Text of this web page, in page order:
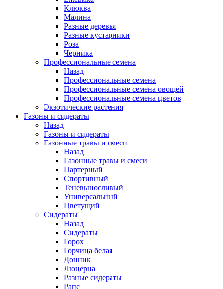
Клюква
Малина
Разные деревья
Разные кустарники
Роза
Черника
Профессиональные семена
Назад
Профессиональные семена
Профессиональные семена овощей
Профессиональные семена цветов
Экзотические растения
Газоны и сидераты
Назад
Газоны и сидераты
Газонные травы и смеси
Назад
Газонные травы и смеси
Партерный
Спортивный
Теневыносливый
Универсальный
Цветущий
Сидераты
Назад
Сидераты
Горох
Горчица белая
Донник
Люцерна
Разные сидераты
Рапс